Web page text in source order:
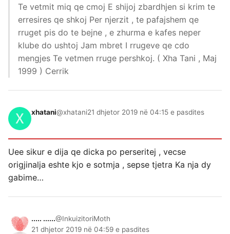
Te vetmit miq qe cmoj E shijoj zbardhjen si krim te
erresires qe shkoj Per njerzit , te pafajshem qe
rruget pis do te bejne , e zhurma e kafes neper
klube do ushtoj Jam mbret I rrugeve qe cdo
mengjes Te vetmen rruge pershkoj. ( Xha Tani , Maj
1999 ) Cerrik
xhatani@xhatani21 dhjetor 2019 në 04:15 e pasdites
Uee sikur e dija qe dicka po perseritej , vecse
origjinalja eshte kjo e sotmja , sepse tjetra Ka nja dy
gabime…
..... ......@InkuizitoriMoth
21 dhjetor 2019 në 04:59 e pasdites